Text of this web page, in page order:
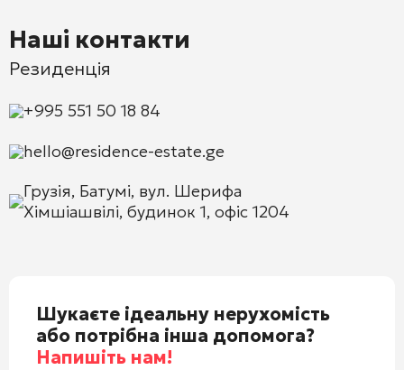
Наші контакти
Резиденція
+995 551 50 18 84
hello@residence-estate.ge
Грузія, Батумі, вул. Шерифа
Хімшіашвілі, будинок 1, офіс 1204
Шукаєте ідеальну нерухомість
або потрібна інша допомога?
Напишіть нам!